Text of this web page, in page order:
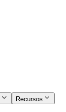
Recursos​​